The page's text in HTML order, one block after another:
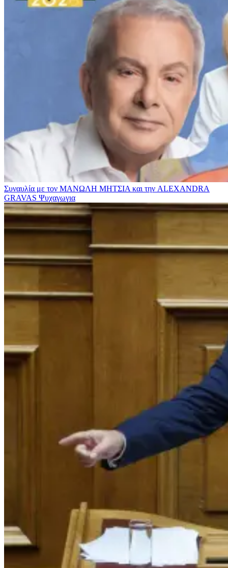
Συναυλία με τον ΜΑΝΩΛΗ ΜΗΤΣΙΑ και την ALEXANDRA
GRAVAS Ψυχαγωγια